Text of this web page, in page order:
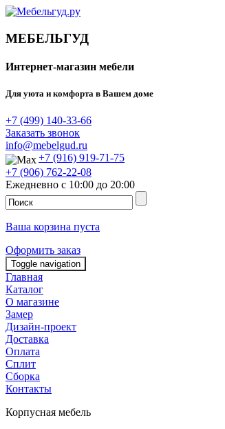
МЕБЕЛЬГУД
Интернет-магазин мебели
Для уюта и комфорта в Вашем доме
+7 (499) 140-33-66
Заказать звонок
info@mebelgud.ru
+7 (916) 919-71-75
+7 (906) 762-22-08
Ежедневно с 10:00 до 20:00
Ваша корзина пуста
Оформить заказ
Toggle navigation
Главная
Каталог
О магазине
Замер
Дизайн-проект
Доставка
Оплата
Сплит
Сборка
Контакты
Корпусная мебель